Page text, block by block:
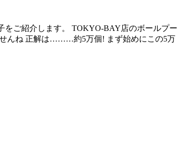
をご紹介します。 TOKYO-BAY店のボールプー
せんね 正解は………約5万個! まず始めにこの5万